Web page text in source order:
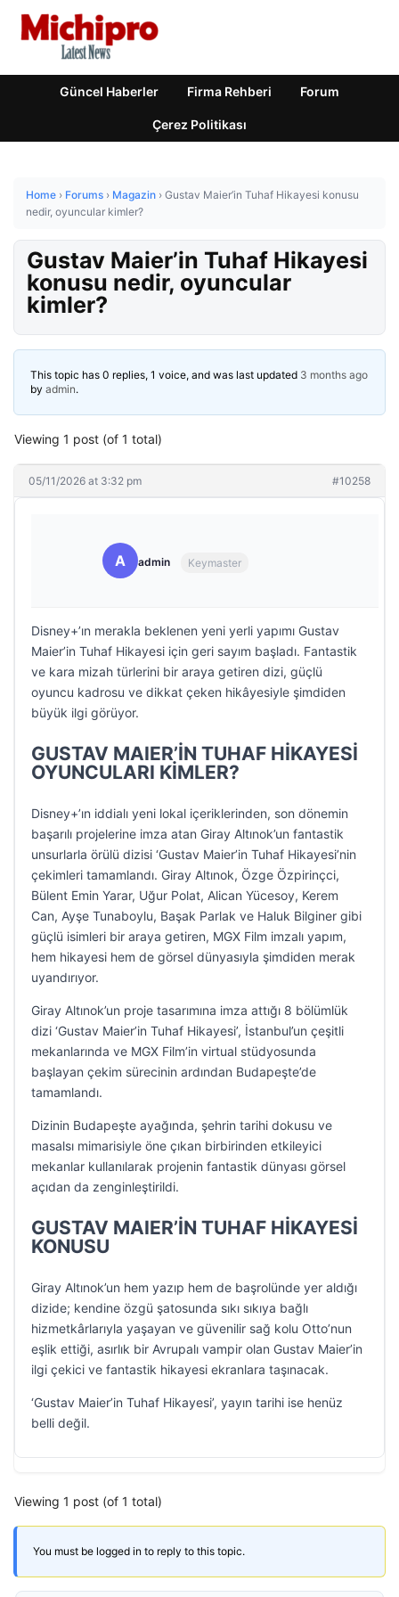
Güncel Haberler Firma Rehberi Forum
Çerez Politikası
Home › Forums › Magazin › Gustav Maier’in Tuhaf Hikayesi konusu
nedir, oyuncular kimler?
Gustav Maier’in Tuhaf Hikayesi
konusu nedir, oyuncular
kimler?
This topic has 0 replies, 1 voice, and was last updated 3 months ago
by admin.
Viewing 1 post (of 1 total)
05/11/2026 at 3:32 pm #10258
A admin Keymaster
Disney+’ın merakla beklenen yeni yerli yapımı Gustav
Maier’in Tuhaf Hikayesi için geri sayım başladı. Fantastik
ve kara mizah türlerini bir araya getiren dizi, güçlü
oyuncu kadrosu ve dikkat çeken hikâyesiyle şimdiden
büyük ilgi görüyor.
GUSTAV MAIER’İN TUHAF HİKAYESİ
OYUNCULARI KİMLER?
Disney+’ın iddialı yeni lokal içeriklerinden, son dönemin
başarılı projelerine imza atan Giray Altınok’un fantastik
unsurlarla örülü dizisi ‘Gustav Maier’in Tuhaf Hikayesi’nin
çekimleri tamamlandı. Giray Altınok, Özge Özpirinçci,
Bülent Emin Yarar, Uğur Polat, Alican Yücesoy, Kerem
Can, Ayşe Tunaboylu, Başak Parlak ve Haluk Bilginer gibi
güçlü isimleri bir araya getiren, MGX Film imzalı yapım,
hem hikayesi hem de görsel dünyasıyla şimdiden merak
uyandırıyor.
Giray Altınok’un proje tasarımına imza attığı 8 bölümlük
dizi ‘Gustav Maier’in Tuhaf Hikayesi’, İstanbul’un çeşitli
mekanlarında ve MGX Film’in virtual stüdyosunda
başlayan çekim sürecinin ardından Budapeşte’de
tamamlandı.
Dizinin Budapeşte ayağında, şehrin tarihi dokusu ve
masalsı mimarisiyle öne çıkan birbirinden etkileyici
mekanlar kullanılarak projenin fantastik dünyası görsel
açıdan da zenginleştirildi.
GUSTAV MAIER’İN TUHAF HİKAYESİ
KONUSU
Giray Altınok’un hem yazıp hem de başrolünde yer aldığı
dizide; kendine özgü şatosunda sıkı sıkıya bağlı
hizmetkârlarıyla yaşayan ve güvenilir sağ kolu Otto’nun
eşlik ettiği, asırlık bir Avrupalı vampir olan Gustav Maier’in
ilgi çekici ve fantastik hikayesi ekranlara taşınacak.
‘Gustav Maier’in Tuhaf Hikayesi’, yayın tarihi ise henüz
belli değil.
Viewing 1 post (of 1 total)
You must be logged in to reply to this topic.